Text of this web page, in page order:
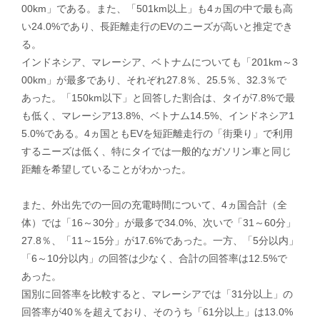
00km」である。また、「501km以上」も4ヵ国の中で最も高
い24.0%であり、長距離走行のEVのニーズが高いと推定でき
る。
インドネシア、マレーシア、ベトナムについても「201km～3
00km」が最多であり、それぞれ27.8％、25.5％、32.3％で
あった。「150km以下」と回答した割合は、タイが7.8%で最
も低く、マレーシア13.8%、ベトナム14.5%、インドネシア1
5.0%である。4ヵ国ともEVを短距離走行の「街乗り」で利用
するニーズは低く、特にタイでは一般的なガソリン車と同じ
距離を希望していることがわかった。
​また、外出先での一回の充電時間について、4ヵ国合計（全
体）では「16～30分」が最多で34.0%、次いで「31～60分」
27.8％、「11～15分」が17.6%であった。一方、「5分以内」
「6～10分以内」の回答は少なく、合計の回答率は12.5%で
あった。
国別に回答率を比較すると、マレーシアでは「31分以上」の
回答率が40％を超えており、そのうち「61分以上」は13.0%